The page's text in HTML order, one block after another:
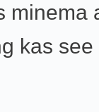
minema
kas see